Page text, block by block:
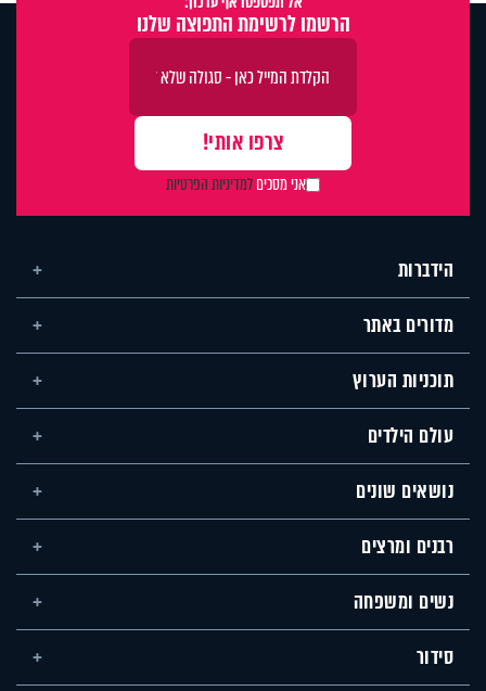
הרשמו לרשימת התפוצה שלנו
אני מסכיםלמדיניות הפרטיות
הידברות
מדורים באתר
תוכניות הערוץ
עולם הילדים
נושאים שונים
רבנים ומרצים
נשים ומשפחה
סידור